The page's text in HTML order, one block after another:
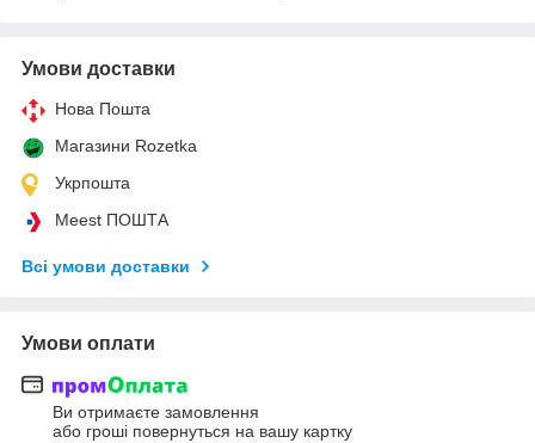
Умови доставки
Нова Пошта
Магазини Rozetka
Укрпошта
Meest ПОШТА
Всі умови доставки
Умови оплати
Ви отримаєте замовлення
або гроші повернуться на вашу картку